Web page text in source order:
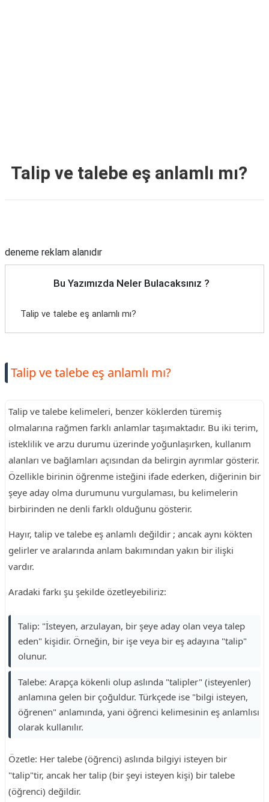
Talip ve talebe eş anlamlı mı?
deneme reklam alanıdır
Bu Yazımızda Neler Bulacaksınız ?
Talip ve talebe eş anlamlı mı?
Talip ve talebe eş anlamlı mı?
Talip ve talebe kelimeleri, benzer köklerden türemiş
olmalarına rağmen farklı anlamlar taşımaktadır. Bu iki terim,
isteklilik ve arzu durumu üzerinde yoğunlaşırken, kullanım
alanları ve bağlamları açısından da belirgin ayrımlar gösterir.
Özellikle birinin öğrenme isteğini ifade ederken, diğerinin bir
şeye aday olma durumunu vurgulaması, bu kelimelerin
birbirinden ne denli farklı olduğunu gösterir.
Hayır, talip ve talebe eş anlamlı değildir ; ancak aynı kökten
gelirler ve aralarında anlam bakımından yakın bir ilişki
vardır.
Aradaki farkı şu şekilde özetleyebiliriz:
Talip: "İsteyen, arzulayan, bir şeye aday olan veya talep
eden" kişidir. Örneğin, bir işe veya bir eş adayına "talip"
olunur.
Talebe: Arapça kökenli olup aslında "talipler" (isteyenler)
anlamına gelen bir çoğuldur. Türkçede ise "bilgi isteyen,
öğrenen" anlamında, yani öğrenci kelimesinin eş anlamlısı
olarak kullanılır.
Özetle: Her talebe (öğrenci) aslında bilgiyi isteyen bir
"talip"tir, ancak her talip (bir şeyi isteyen kişi) bir talebe
(öğrenci) değildir.